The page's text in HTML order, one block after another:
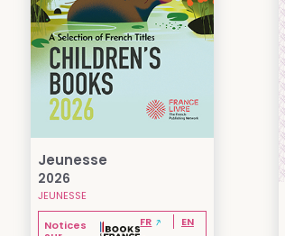
Jeunesse
2026
JEUNESSE
Notices FR EN